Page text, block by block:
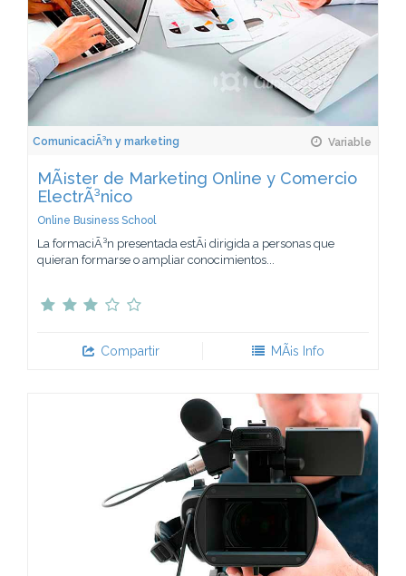
ComunicaciÃ³n y marketing Variable
MÃ¡ster de Marketing Online y Comercio
ElectrÃ³nico
Online Business School
La formaciÃ³n presentada estÃ¡ dirigida a personas que
quieran formarse o ampliar conocimientos...
Compartir MÃ¡s Info